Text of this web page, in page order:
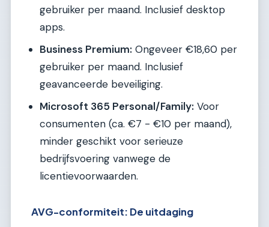
gebruiker per maand. Inclusief desktop
apps.
Business Premium: Ongeveer €18,60 per
gebruiker per maand. Inclusief
geavanceerde beveiliging.
Microsoft 365 Personal/Family: Voor
consumenten (ca. €7 - €10 per maand),
minder geschikt voor serieuze
bedrijfsvoering vanwege de
licentievoorwaarden.
AVG-conformiteit: De uitdaging